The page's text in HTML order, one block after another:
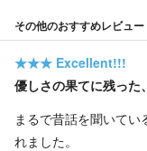
その他のおすすめレビュー
★★★ Excellent!!!
優しさの果てに残った
まるで昔話を聞いて
れました。